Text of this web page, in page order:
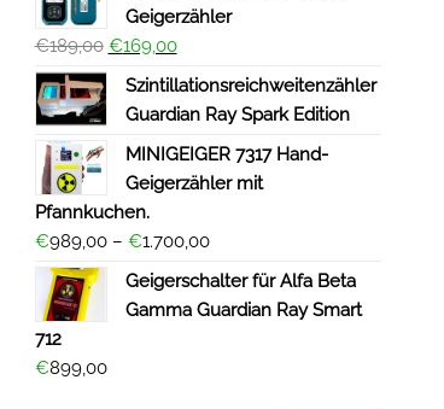
Geigerzähler
€189,00 €169,00
Szintillationsreichweitenzähler
Guardian Ray Spark Edition
MINIGEIGER 7317 Hand-
Geigerzähler mit
Pfannkuchen.
€989,00 – €1.700,00
Geigerschalter für Alfa Beta
Gamma Guardian Ray Smart
712
€899,00